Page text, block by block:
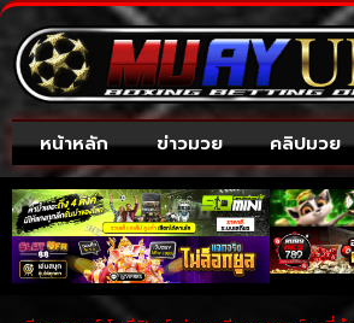
หน้าหลัก ข่าวมวย คลิปมวย